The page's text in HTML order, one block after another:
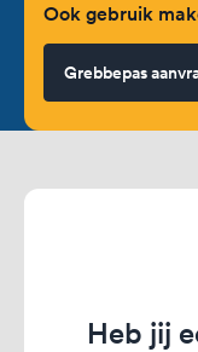
Ook gebruik
Grebbepas
Heb jij